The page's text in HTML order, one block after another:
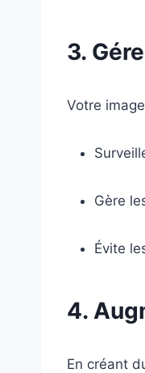
3.
Votre
Gère
Évite
4.
En créant